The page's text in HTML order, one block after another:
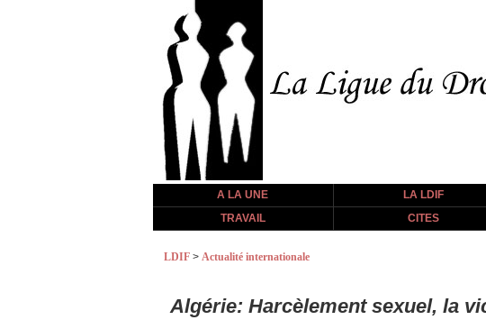
A LA UNE LA LDIF
TRAVAIL
CITES
LDIF > Actualité internationale
Algérie: Harcèlement sexuel, la